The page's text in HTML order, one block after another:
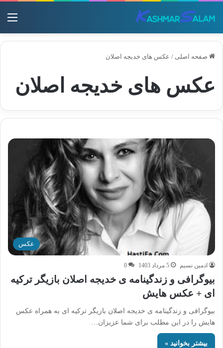
صفحه اصلی / عکس های خدیجه اصلان
عکس های خدیجه اصلان
عکس
ادمین نسیم 5 مرداد 1403 0
بیوگرافی و زندگینامه ی خدیجه اصلان بازیگر ترکیه
ای + عکس هایش
بیوگرافی و زندگینامه ی خدیجه اصلان بازیگر ترکیه ای به همراه عکس
هایش را در این مطلب برای شما عزیزان…
بیشتر بخوانید »